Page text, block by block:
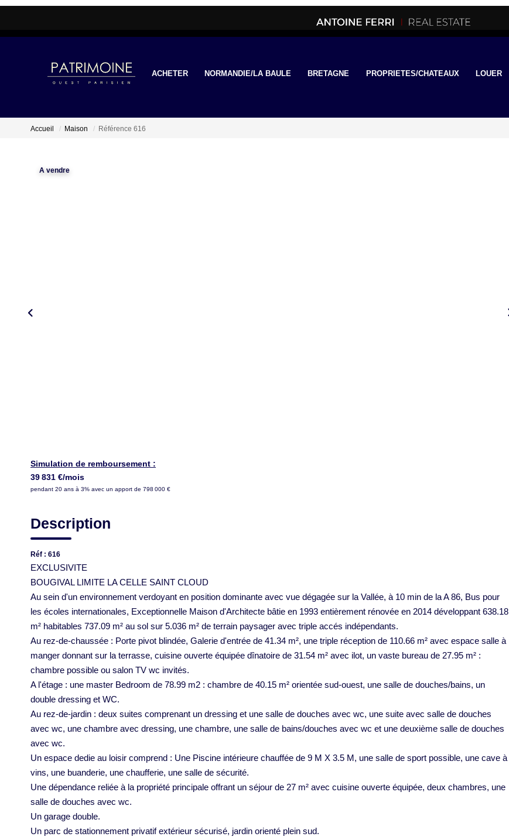
ACHETER NORMANDIE/LA BAULE BRETAGNE PROPRIETES/CHATEAUX LOUER
Accueil Maison Référence 616
A vendre
Simulation de remboursement :
39 831 €/mois
pendant 20 ans à 3% avec un apport de 798 000 €
Description
Réf : 616
EXCLUSIVITE
BOUGIVAL LIMITE LA CELLE SAINT CLOUD
Au sein d'un environnement verdoyant en position dominante avec vue dégagée sur la Vallée, à 10 min de la A 86, Bus pour
les écoles internationales, Exceptionnelle Maison d'Architecte bâtie en 1993 entièrement rénovée en 2014 développant 638.18
m² habitables 737.09 m² au sol sur 5.036 m² de terrain paysager avec triple accés indépendants.
Au rez-de-chaussée : Porte pivot blindée, Galerie d'entrée de 41.34 m², une triple réception de 110.66 m² avec espace salle à
manger donnant sur la terrasse, cuisine ouverte équipée dînatoire de 31.54 m² avec ilot, un vaste bureau de 27.95 m² :
chambre possible ou salon TV wc invités.
A l'étage : une master Bedroom de 78.99 m2 : chambre de 40.15 m² orientée sud-ouest, une salle de douches/bains, un
double dressing et WC.
Au rez-de-jardin : deux suites comprenant un dressing et une salle de douches avec wc, une suite avec salle de douches
avec wc, une chambre avec dressing, une chambre, une salle de bains/douches avec wc et une deuxième salle de douches
avec wc.
Un espace dedie au loisir comprend : Une Piscine intérieure chauffée de 9 M X 3.5 M, une salle de sport possible, une cave à
vins, une buanderie, une chaufferie, une salle de sécurité.
Une dépendance reliée à la propriété principale offrant un séjour de 27 m² avec cuisine ouverte équipée, deux chambres, une
salle de douches avec wc.
Un garage double.
Un parc de stationnement privatif extérieur sécurisé, jardin orienté plein sud.